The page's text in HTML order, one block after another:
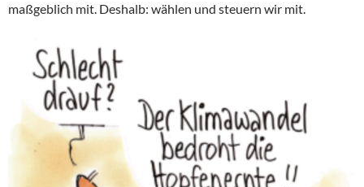
maßgeblich mit. Deshalb: wählen und steuern wir mit.